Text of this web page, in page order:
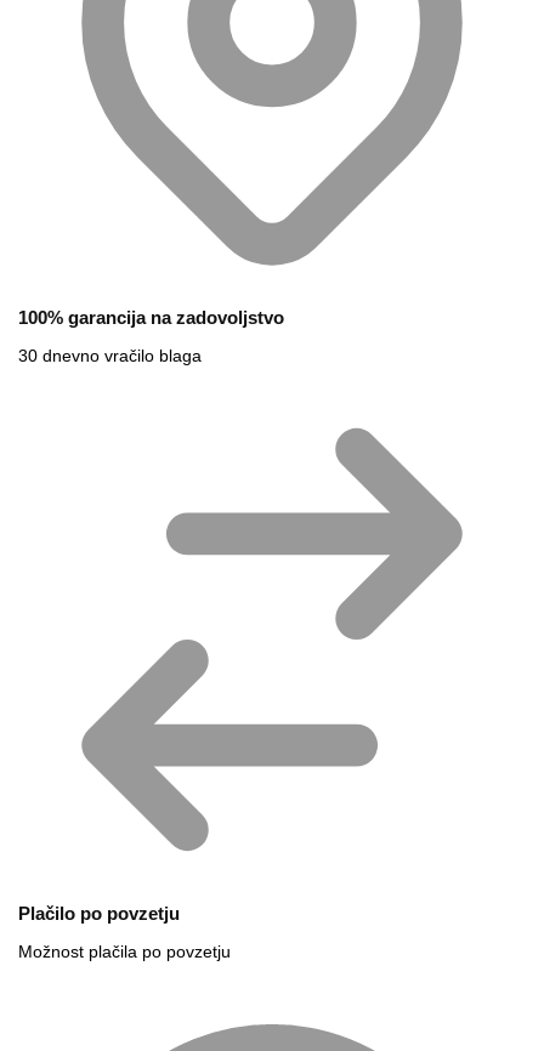
100% garancija na zadovoljstvo
30 dnevno vračilo blaga
Plačilo po povzetju
Možnost plačila po povzetju